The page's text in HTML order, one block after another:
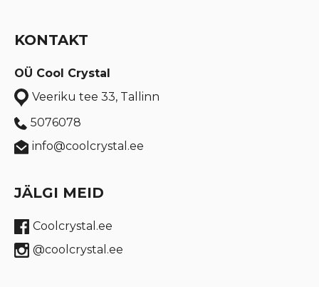
KONTAKT
OÜ Cool Crystal
Veeriku tee 33, Tallinn
5076078
info@coolcrystal.ee
JÄLGI MEID
Coolcrystal.ee
@coolcrystal.ee